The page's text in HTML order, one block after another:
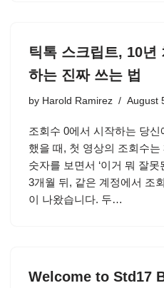
틱톡 스크립트, 10년
하는 진짜 쓰는 법
by Harold Ramirez August
조회수 0에서 시작하는 당
했을 때, 첫 영상의 조회수
숫자를 보면서 ‘이거 뭐 잘
3개월 뒤, 같은 계정에서 조
이 나왔습니다. 두…
Welcome to Std17